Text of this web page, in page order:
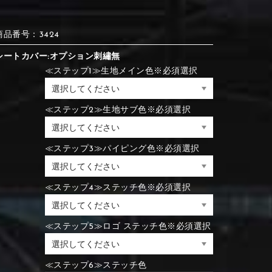
⑮Wine red ⑯Carbon
⑮Wine red ⑯Carbon
⑮Wine red ⑯Carbon
⑪Blue
⑮Rose pink ⑯White
⑲Yellow-green ⑳Purple
⑪Blue
⑮Rose pink ⑯White
⑲Yellow-green
品番号：3424
ートカバー:オプション刺繡無
≪ステップ1≫生地メイン色※必須選択
≪ステップ2≫生地サブ色※必須選択
≪ステップ3≫パイピング色※必須選択
≪ステップ4≫ステッチ色※必須選択
≪ステップ5≫ロゴ ステッチ色※必須選択
≪ステップ6≫ステッチ色